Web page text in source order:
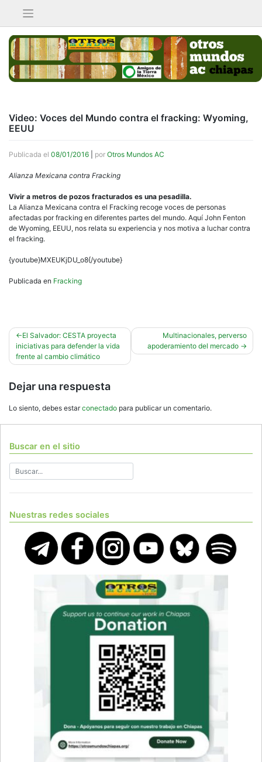
contenido
Video: Voces del Mundo contra el fracking: Wyoming,
EEUU
Publicada el 08/01/2016 por Otros Mundos AC
Alianza Mexicana contra Fracking
Vivir a metros de pozos fracturados es una pesadilla.
La Alianza Mexicana contra el Fracking recoge voces de personas
afectadas por fracking en diferentes partes del mundo. Aquí John Fenton
de Wyoming, EEUU, nos relata su experiencia y nos motiva a luchar contra
el fracking.
{youtube}MXEUKjDU_o8{/youtube}
Publicada en Fracking
Navegación
de
entradas
El Salvador: CESTA proyecta
iniciativas para defender la vida
frente al cambio climático
Multinacionales, perverso
apoderamiento del mercado
Dejar una respuesta
Lo siento, debes estarconectado para publicar un comentario.
Buscar en el sitio
Nuestras redes sociales